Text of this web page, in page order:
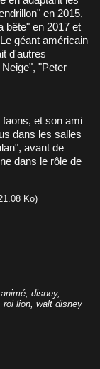
en 2015,
bête" en 2017 et
géant américain
d'autres
"Peter
dans les salles
avant de
dans le rôle de
Ko)
disney,
roi lion walt disney